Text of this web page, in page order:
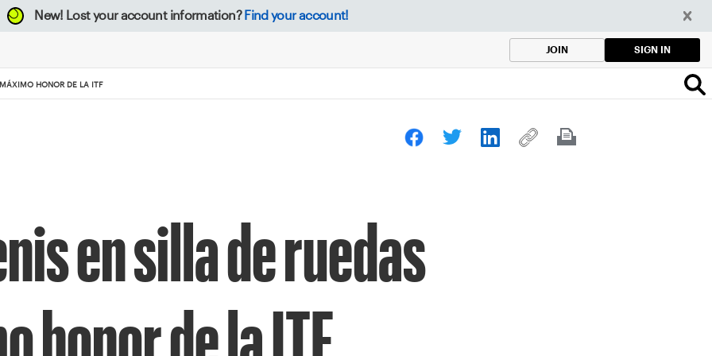
New! Lost your account information? Find your account!
JOIN SIGN IN
HONOR DE LA ITF
en silla de ruedas
honor de la ITF